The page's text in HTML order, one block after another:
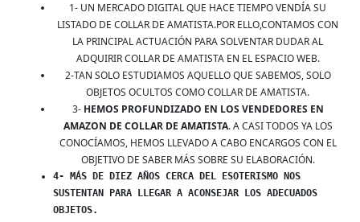
1- UN MERCADO DIGITAL QUE HACE TIEMPO VENDÍA SU
LISTADO DE COLLAR DE AMATISTA.POR ELLO,CONTAMOS CON
LA PRINCIPAL ACTUACIÓN PARA SOLVENTAR DUDAR AL
ADQUIRIR COLLAR DE AMATISTA EN EL ESPACIO WEB.
2-TAN SOLO ESTUDIAMOS AQUELLO QUE SABEMOS, SOLO
OBJETOS OCULTOS COMO COLLAR DE AMATISTA.
3- HEMOS PROFUNDIZADO EN LOS VENDEDORES EN
AMAZON DE COLLAR DE AMATISTA. A CASI TODOS YA LOS
CONOCÍAMOS, HEMOS LLEVADO A CABO ENCARGOS CON EL
OBJETIVO DE SABER MÁS SOBRE SU ELABORACIÓN.
4- MÁS DE DIEZ AÑOS CERCA DEL ESOTERISMO NOS
SUSTENTAN PARA LLEGAR A ACONSEJAR LOS ADECUADOS
OBJETOS.